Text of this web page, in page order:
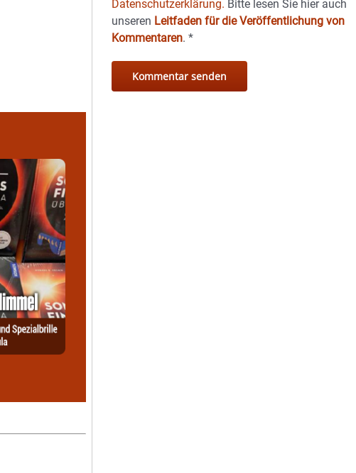
Datenschutzerklärung. Bitte lesen Sie hier auch
unseren Leitfaden für die Veröffentlichung von
Kommentaren.*